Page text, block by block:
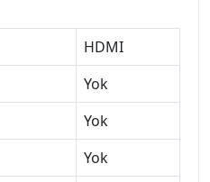
HDMI
Yok
Yok
Yok